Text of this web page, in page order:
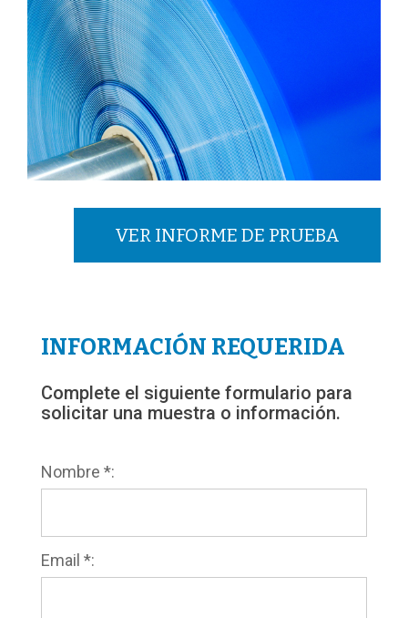
VER INFORME DE PRUEBA
INFORMACIÓN REQUERIDA
Complete el siguiente formulario para
solicitar una muestra o información.
Nombre *:
Email *: